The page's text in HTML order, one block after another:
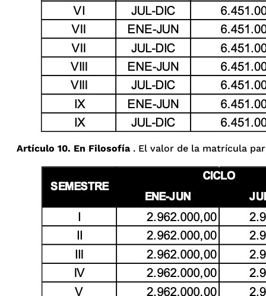
Artículo 10. En Filosofía . El valor de la matrícula